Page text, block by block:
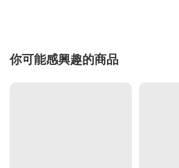
你可能感興趣的商品